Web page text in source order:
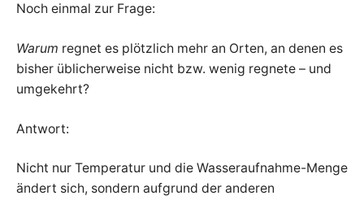
Noch einmal zur Frage:
Warum regnet es plötzlich mehr an Orten, an denen es
bisher üblicherweise nicht bzw. wenig regnete – und
umgekehrt?
Antwort:
Nicht nur Temperatur und die Wasseraufnahme-Menge
ändert sich, sondern aufgrund der anderen